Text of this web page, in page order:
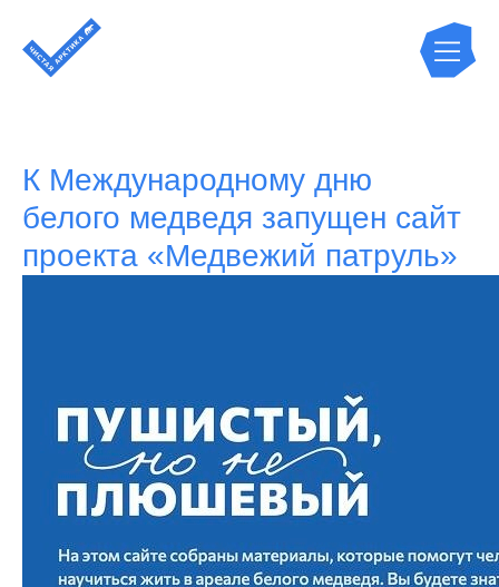
К Международному дню
белого медведя запущен сайт
проекта «Медвежий патруль»